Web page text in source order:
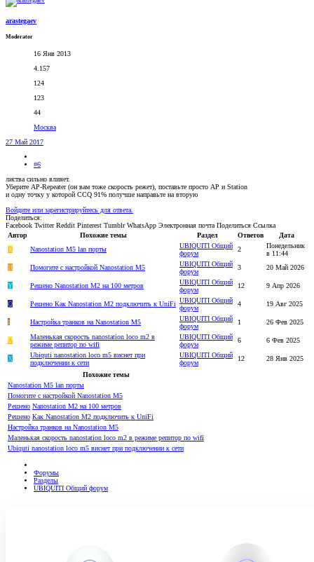
arastegaev
Moderator
16 Янв 2013
4.157
124
123
44
Москва
27 Май 2017
#6
листва сильно влияет.
Уберите AP-Repeater (он вам тоже скорость режет), поставьте просто AP и Station
и одну точку у которой CCQ 91% получше направьте на вторую
Войдите или зарегистрируйтесь для ответа.
Поделиться:
Facebook Twitter Reddit Pinterest Tumblr WhatsApp Электронная почта Поделиться Ссылка
Автор
Похожие темы Раздел Ответов
Дата
D
Nanostation M5 lan порты
UBIQUITI Общий
форум
2
Понедельник
в 11:44
И
Помогите с настройкой Nanostation M5
UBIQUITI Общий
форум
3 20 Май 2026
Y Решено Nanostation M2 на 100 метров
UBIQUITI Общий
форум
12 9 Апр 2026
Q Решено Как Nanostation M2 подключить к UniFi UBIQUITI Общий
форум
4 19 Авг 2025
I Настройка транков на Nanostation M5
UBIQUITI Общий
форум
1 26 Фев 2025
A
Маленькая скорость nanostation loco m2 в
режиме репитор по wifi
UBIQUITI Общий
форум
6 6 Фев 2025
Х
Ubiquti nanostation loco m5 виснет при
подключении к сети
UBIQUITI Общий
форум
12 28 Янв 2025
Похожие темы
Nanostation M5 lan порты
Помогите с настройкой Nanostation M5
Решено Nanostation M2 на 100 метров
Решено Как Nanostation M2 подключить к UniFi
Настройка транков на Nanostation M5
Маленькая скорость nanostation loco m2 в режиме репитор по wifi
Ubiquti nanostation loco m5 виснет при подключении к сети
Форумы
Разделы
UBIQUITI Общий форум